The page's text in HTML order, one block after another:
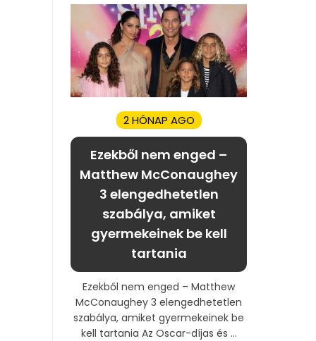
2 HÓNAP AGO
Ezekből nem enged –
Matthew McConaughey
3 elengedhetetlen
szabálya, amiket
gyermekeinek be kell
tartania
Ezekből nem enged – Matthew
McConaughey 3 elengedhetetlen
szabálya, amiket gyermekeinek be
kell tartania Az Oscar-díjas és ...